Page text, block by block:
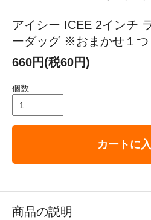
アイシー ICEE 2インチ
ーダッグ ※おまかせ１つ
660円(税60円)
個数
カートに
商品の説明